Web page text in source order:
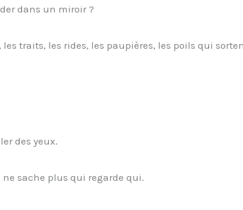
dans un miroir ?
traits, les rides, les paupières, les poils qui
des yeux.
ne sache plus qui regarde qui.